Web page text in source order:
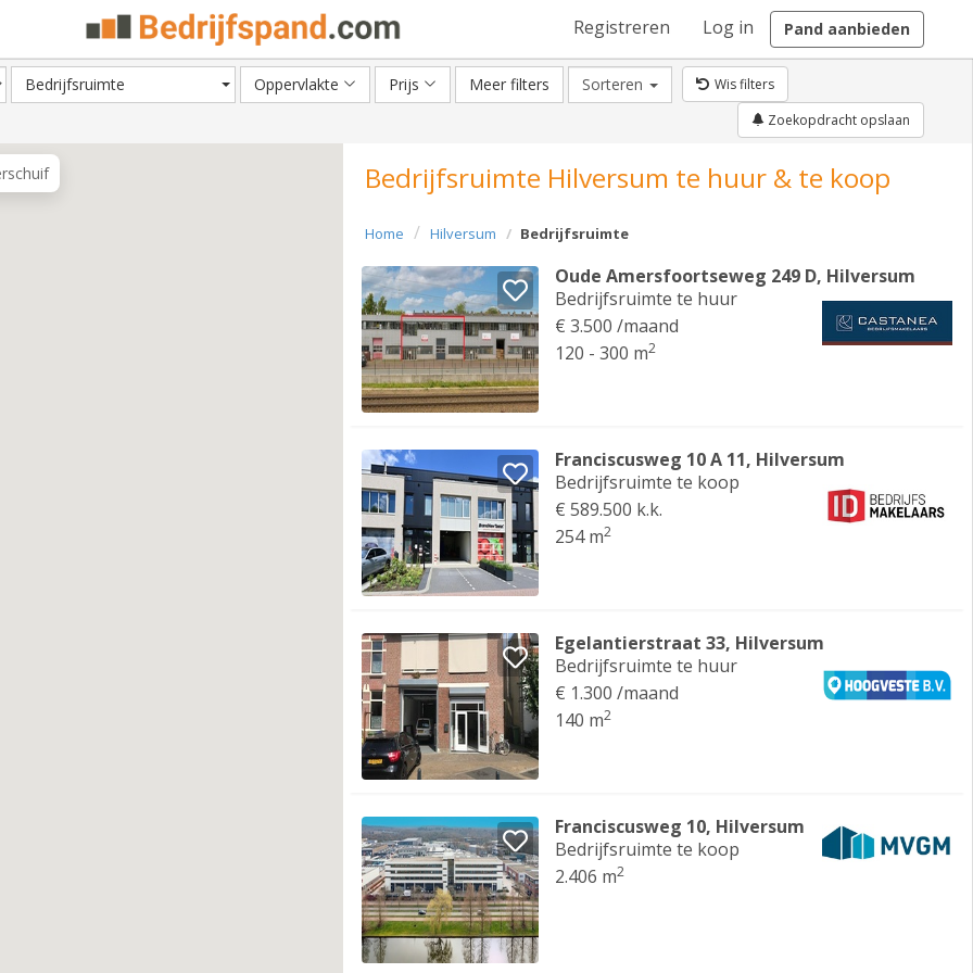
Registreren Log in Pand aanbieden
Bedrijfsruimte Oppervlakte Prijs Meer filters Sorteren
Wis filters
Zoekopdracht opslaan
Bedrijfsruimte Hilversum te huur & te koop
Home Hilversum Bedrijfsruimte
Oude Amersfoortseweg 249 D, Hilversum
Bedrijfsruimte te huur
€ 3.500 /maand
120 - 300 m2
Franciscusweg 10 A 11, Hilversum
Bedrijfsruimte te koop
€ 589.500 k.k.
254 m2
Egelantierstraat 33, Hilversum
Bedrijfsruimte te huur
€ 1.300 /maand
140 m2
Franciscusweg 10, Hilversum
Bedrijfsruimte te koop
2.406 m2